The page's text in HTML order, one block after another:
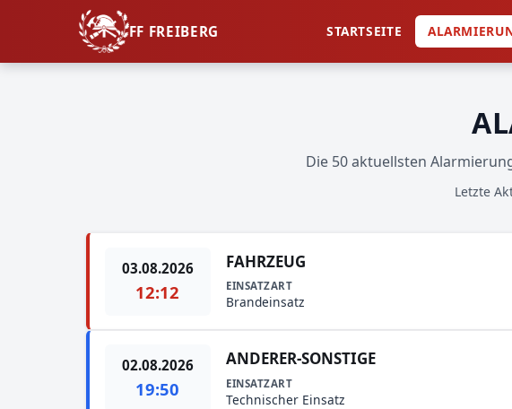
FF FREIBERG STARTSEITE
Die 50 aktuellsten
Letzte
03.08.2026
12:12
FAHRZEUG
EINSATZART
Brandeinsatz
02.08.2026
19:50
ANDERER-SONSTIGE
EINSATZART
Technischer Einsatz